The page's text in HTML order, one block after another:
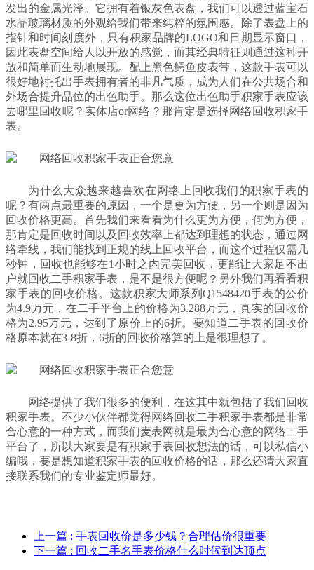
发出的金属光泽。它拥有着银灰色表盘，我们可以透过蓝宝石
水晶玻璃材质的外观给我们带来纯粹的氛围感。除了表盘上的
指针和时间刻度外，只有积家品牌的LOGO和日期显示窗口，
因此表盘空间给人以开放的感觉，而其经典特征则通过这种开
放和简单而生动地展现。配上黑色鳄鱼皮表带，这款手表可以
很好地衬托出手表拥有者的非凡气质，成为人们在公共场合和
外场合提升品位的出色助手。那么这位出色助手积家手表应该
去哪里回收呢？实体店or网络？那肯定是选择网络回收积家手
表。
为什么大众越来越喜欢在网络上回收我们的积家手表的
呢？有两点最重要的原因，一个是更为方便，另一个则是因为
回收价格更高。首先我们来看看为什么更为方便，何为方便，
那肯定是回收时间以及回收效率上都达到理想的状态，通过网
络牵线，我们能找到正规的线上回收平台，而这个过程仅需几
秒钟，回收也能够在1小时之内完美回收，更能让大家足不出
户就回收二手积家手表，是不是很方便呢？另外我们再看看积
家手表的回收价格。这款积家大师系列Q1548420手表的公价
为4.9万元，在二手平台上的价格为3.288万元，真实的回收价
格为2.95万元，达到了原价上的6折。要知道二手表的回收价
格原本就在3-8折，6折的回收价格算的上是很理想了。
网络提供了我们很多的便利，在这其中就包括了我们回收
积家手表。不少小伙伴都觉得网络回收二手积家手表都是非常
合心意的一种方式，而我们麦表网就是最为合心意的网络二手
平台了，所以大家要是有积家手表回收想法的话，可以私信小
编哦，要是想知道积家手表的回收价格的话，那么还请大家直
接联系我们的专业鉴定师最好。
上一篇 : 手表回收价是多少钱？合理估价很重要
下一篇 : 回收二手名手表价格什么时候到达顶点